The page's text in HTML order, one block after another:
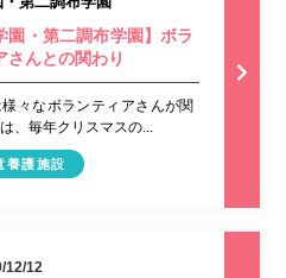
園・第二調布学園】ボラ
さんとの関わり
々なボランティアさんが関
、毎年クリスマスの...
養護施設
12/12